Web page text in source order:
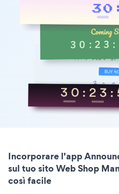
Incorporare l'app
sul tuo sito Web Shop
così facile